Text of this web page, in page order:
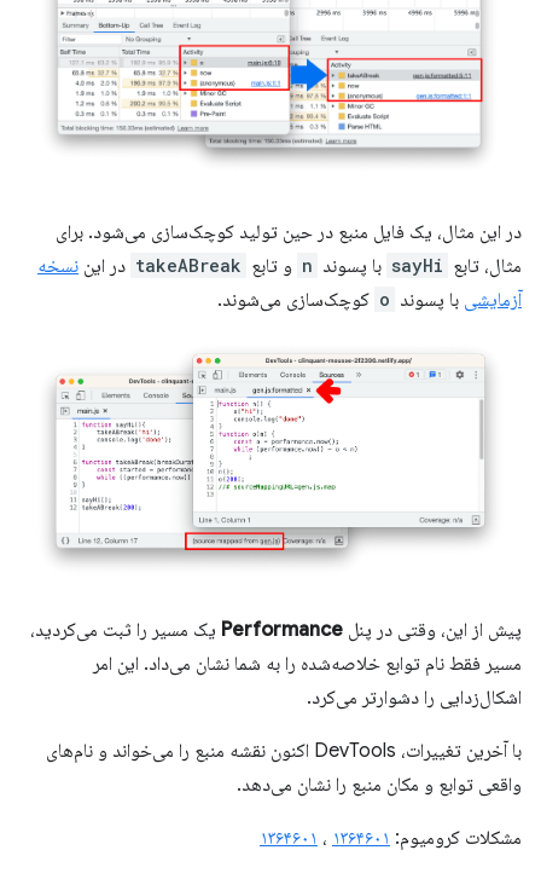
در این مثال، یک فایل منبع در حین تولید کوچک‌سازی می‌شود. برای
مثال، تابع sayHi با پسوند n و تابع takeABreak در این نسخه
آزمایشی با پسوند o کوچک‌سازی می‌شوند.
پیش از این، وقتی در پنل Performance یک مسیر را ثبت می‌کردید،
مسیر فقط نام توابع خلاصه‌شده را به شما نشان می‌داد. این امر
اشکال‌زدایی را دشوارتر می‌کرد.
با آخرین تغییرات، DevTools اکنون نقشه منبع را می‌خواند و نام‌های
واقعی توابع و مکان منبع را نشان می‌دهد.
مشکلات کرومیوم: ۱۳۶۴۶۰۱ ، ۱۳۶۴۶۰۱